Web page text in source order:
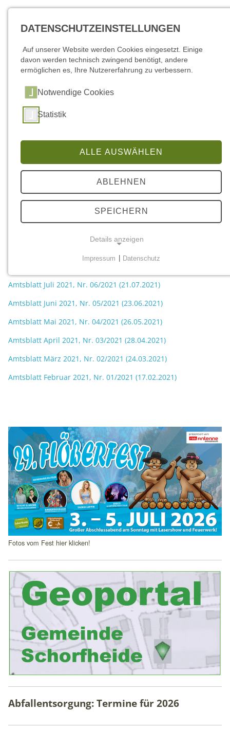
Amtsblatt Gemeinde Schorfheide 2021
Amtsblatt Dezember 2021, Nr. 12/2021 (22.12.2021)
Amtsblatt November 2021, Nr. 11/2021 (17.11.2021)
Amtsblatt Oktober 2021, Nr. 10/2021 (13.10.2021)
Amtsblatt September 2021, Nr. 08/2021 (22.09.2021)
Amtsblatt Juli 2021, Nr. 06/2021 (21.07.2021)
Amtsblatt Juni 2021, Nr. 05/2021 (23.06.2021)
Amtsblatt Mai 2021, Nr. 04/2021 (26.05.2021)
Amtsblatt April 2021, Nr. 03/2021 (28.04.2021)
Amtsblatt März 2021, Nr. 02/2021 (24.03.2021)
Amtsblatt Februar 2021, Nr. 01/2021 (17.02.2021)
Schlagzeilen
Fotos vom Fest hier klicken!
Abfallentsorgung: Termine für2026
DATENSCHUTZEINSTELLUNGEN
Auf unserer Website werden Cookies eingesetzt. Einige
davon werden technisch zwingend benötigt, andere
ermöglichen es, Ihre Nutzererfahrung zu verbessern.
Notwendige Cookies
Statistik
ALLE AUSWÄHLEN
ABLEHNEN
SPEICHERN
Details anzeigen
Notwendige Cookies werden für grundlegende
gewährleistet, dass die Website einwandfrei funktioniert.
mtm_consent, mtm_consent_removed
Anbieter:
Einstellungen
Cookie Laufzeit:
1 Jahr
mindshape Cookie Consent
Name:
cookie_consent
mindshape GmbH
Zweck:
Speichert Ihre Cookie-Einstellungen
Cookie Laufzeit:
1 Jahr
STATISTIK
Informationen helfen uns zu verstehen, wie Besucher
unsere Intranet-Website nutzen und dienen als
Grundlage für Verbesserungen der Nutzererfahrung
Impressum Datenschutz